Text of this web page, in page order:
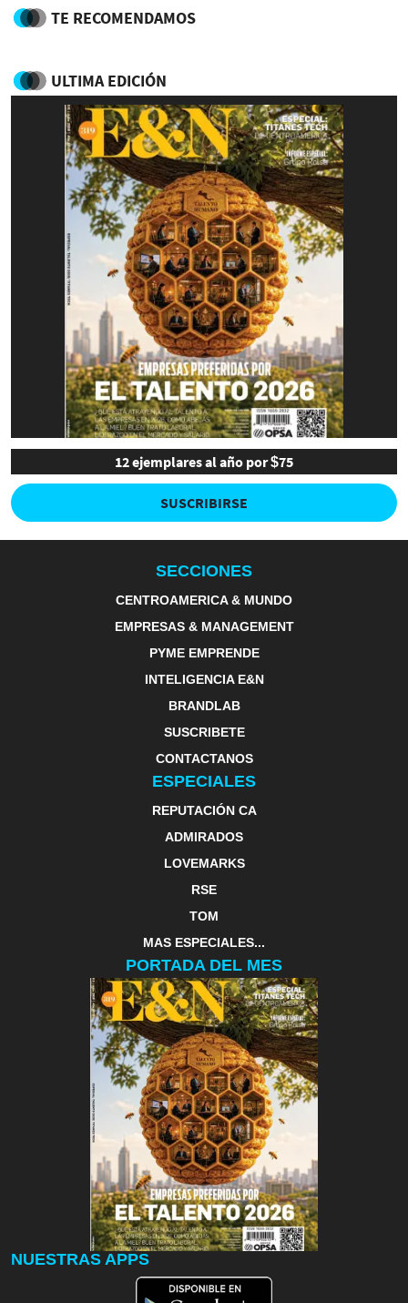
TE RECOMENDAMOS
ULTIMA EDICIÓN
12 ejemplares al año por $75
SUSCRIBIRSE
SECCIONES
CENTROAMERICA & MUNDO
EMPRESAS & MANAGEMENT
PYME EMPRENDE
INTELIGENCIA E&N
BRANDLAB
SUSCRIBETE
CONTACTANOS
ESPECIALES
REPUTACIÓN CA
ADMIRADOS
LOVEMARKS
RSE
TOM
MAS ESPECIALES...
PORTADA DEL MES
NUESTRAS APPS